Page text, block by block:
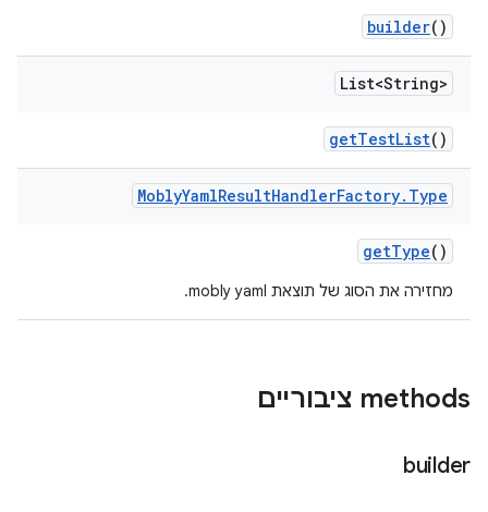
builder()
List<String>
getTestList()
MoblyYamlResultHandlerFactory. Type
getType()
מחזירה את הסוג של תוצאת mobly yaml.
‫methods ציבוריים
builder